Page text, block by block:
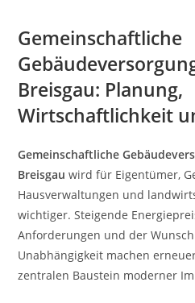
Gemeinschaftliche
Breisgau: Planung,
Wirtschaftlichkeit
Gemeinschaftliche
Breisgau wird für Eigentümer,
Hausverwaltungen und
wichtiger. Steigende
Anforderungen und der
Unabhängigkeit machen
zentralen Baustein moderner